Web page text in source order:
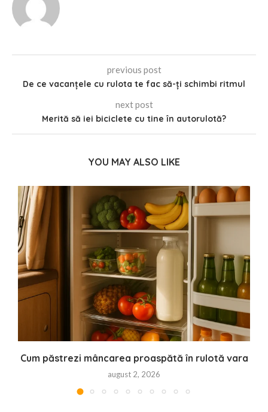
previous post
De ce vacanțele cu rulota te fac să-ți schimbi ritmul
next post
Merită să iei biciclete cu tine în autorulotă?
YOU MAY ALSO LIKE
Cum păstrezi mâncarea proaspătă în rulotă vara
august 2, 2026